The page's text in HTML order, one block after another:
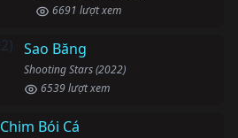
6691 lượt xem
Sao Băng
Shooting Stars (2022)
6539 lượt xem
Chim Bói Cá